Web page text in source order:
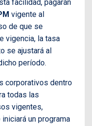
facilidad, pagarán
vigente al
de que se
vigencia, la tasa
se ajustará al
período.
corporativos dentro
todas las
vigentes,
un programa